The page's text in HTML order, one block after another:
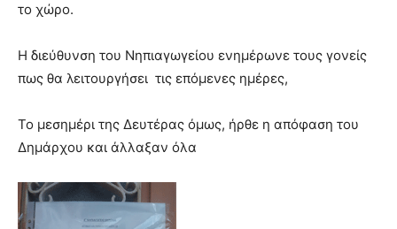
το χώρο.
Η διεύθυνση του Νηπιαγωγείου ενημέρωνε τους γονείς
πως θα λειτουργήσει τις επόμενες ημέρες,
Το μεσημέρι της Δευτέρας όμως, ήρθε η απόφαση του
Δημάρχου και άλλαξαν όλα